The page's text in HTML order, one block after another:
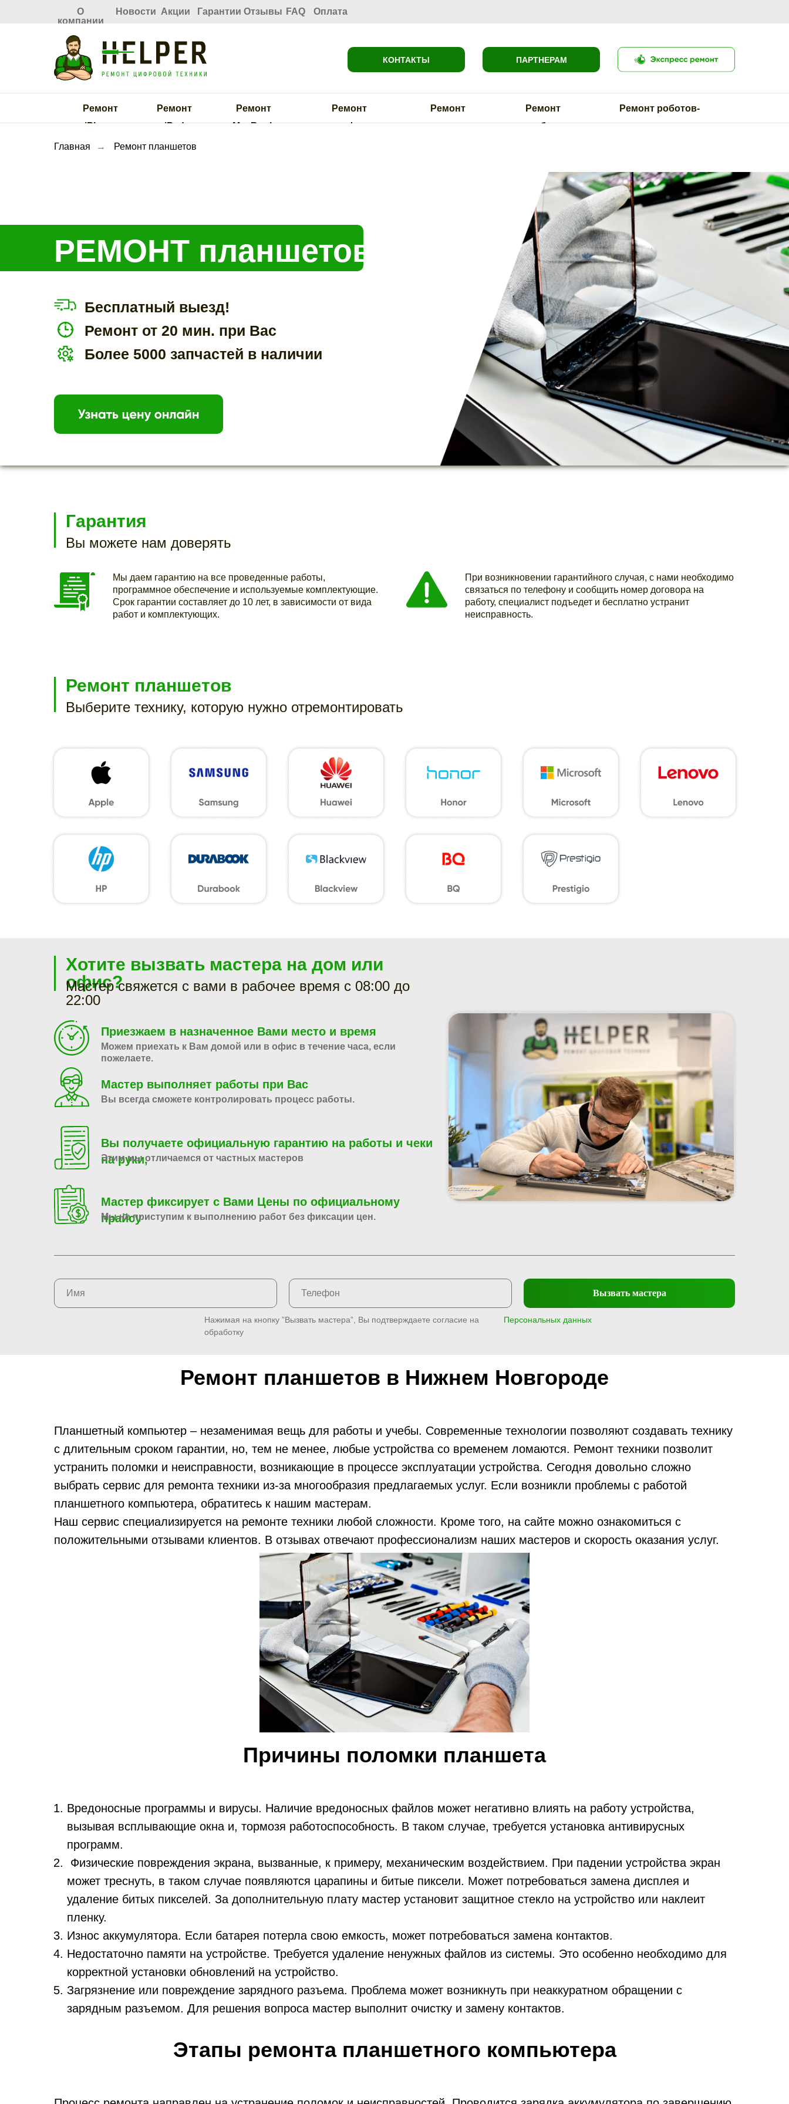
О
компании
Акции Гарантии Отзывы FAQ Оплата
Новости
Ремонт
iPhone
Ремонт
iPad
Ремонт
MacBook
Ремонт
ноутбуков
Ремонт
планшетов
Ремонт
cмартфонов
Ремонт роботов-
пылесосов
ПАРТНЕРАМ
КОНТАКТЫ
Главная → Ремонт планшетов
Бесплатный выезд!
Ремонт от 20 мин. при Вас
Более 5000 запчастей в наличии
РЕМОНТ планшетов
Гарантия
Вы можете нам доверять
Мы даем гарантию на все проведенные работы,
программное обеспечение и используемые комплектующие.
Срок гарантии составляет до 10 лет, в зависимости от вида
работ и комплектующих.
При возникновении гарантийного случая, с нами необходимо
связаться по телефону и сообщить номер договора на
работу, специалист подъедет и бесплатно устранит
неисправность.
Ремонт планшетов
Выберите технику, которую нужно отремонтировать
Хотите вызвать мастера на дом или
офис?
Мастер свяжется с вами в рабочее время с 08:00 до
22:00
Приезжаем в назначенное Вами место и время
Можем приехать к Вам домой или в офис в течение часа, если
пожелаете.
Мастер выполняет работы при Вас
Вы всегда сможете контролировать процесс работы.
Вы получаете официальную гарантию на работы и чеки
на руки,
Этим мы отличаемся от частных мастеров
Мастер фиксирует с Вами Цены по официальному
прайсу
Мы не приступим к выполнению работ без фиксации цен.
Вызвать мастера
Нажимая на кнопку ”Вызвать мастера”, Вы подтверждаете согласие на
обработку
Персональных данных
Ремонт планшетов в Нижнем Новгороде
Планшетный компьютер – незаменимая вещь для работы и учебы. Современные технологии позволяют создавать технику
с длительным сроком гарантии, но, тем не менее, любые устройства со временем ломаются. Ремонт техники позволит
устранить поломки и неисправности, возникающие в процессе эксплуатации устройства. Сегодня довольно сложно
выбрать сервис для ремонта техники из-за многообразия предлагаемых услуг. Если возникли проблемы с работой
планшетного компьютера, обратитесь к нашим мастерам.
Наш сервис специализируется на ремонте техники любой сложности. Кроме того, на сайте можно ознакомиться с
положительными отзывами клиентов. В отзывах отвечают профессионализм наших мастеров и скорость оказания услуг.
Причины поломки планшета
Вредоносные программы и вирусы. Наличие вредоносных файлов может негативно влиять на работу устройства,
вызывая всплывающие окна и, тормозя работоспособность. В таком случае, требуется установка антивирусных
программ.
Физические повреждения экрана, вызванные, к примеру, механическим воздействием. При падении устройства экран
может треснуть, в таком случае появляются царапины и битые пиксели. Может потребоваться замена дисплея и
удаление битых пикселей. За дополнительную плату мастер установит защитное стекло на устройство или наклеит
пленку.
Износ аккумулятора. Если батарея потерла свою емкость, может потребоваться замена контактов.
Недостаточно памяти на устройстве. Требуется удаление ненужных файлов из системы. Это особенно необходимо для
корректной установки обновлений на устройство.
Загрязнение или повреждение зарядного разъема. Проблема может возникнуть при неаккуратном обращении с
зарядным разъемом. Для решения вопроса мастер выполнит очистку и замену контактов.
Этапы ремонта планшетного компьютера